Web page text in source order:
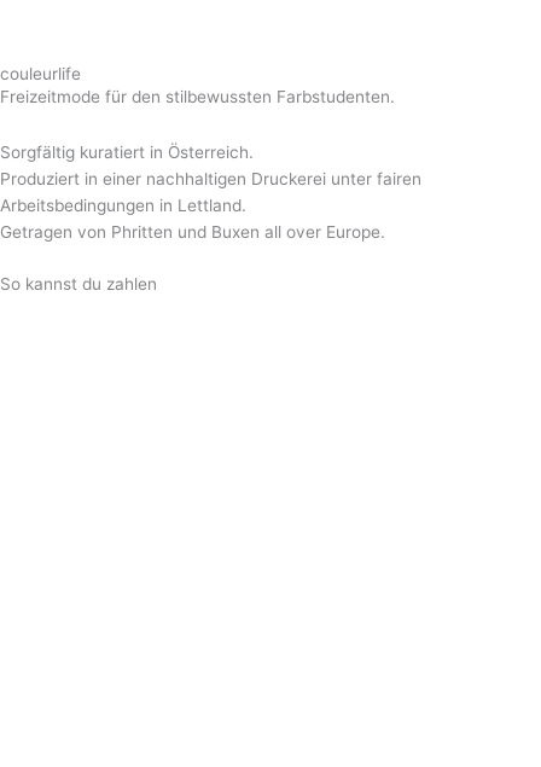
couleurlife
Freizeitmode für den stilbewussten Farbstudenten.
Sorgfältig kuratiert in Österreich.
Produziert in einer nachhaltigen Druckerei unter fairen
Arbeitsbedingungen in Lettland.
Getragen von Phritten und Buxen all over Europe.
So kannst du zahlen